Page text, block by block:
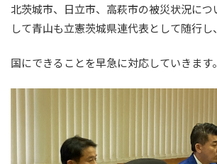
北茨城市、日立市、高萩市の被災状況につ
して青山も立憲茨城県連代表として随行し
国にできることを早急に対応していきます。